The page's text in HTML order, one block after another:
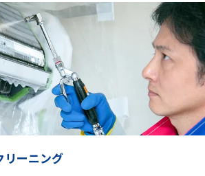
リーニング